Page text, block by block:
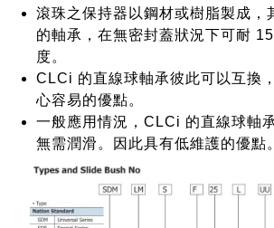
滾珠之保持器以鋼材或樹脂製成，
的軸承，在無密封蓋狀況下可耐
度。
CLCi 的直線球軸承彼此可以互換
心容易的優點。
一般應用情況，CLCi 的直線球軸
無需潤滑。因此具有低維護的優點。